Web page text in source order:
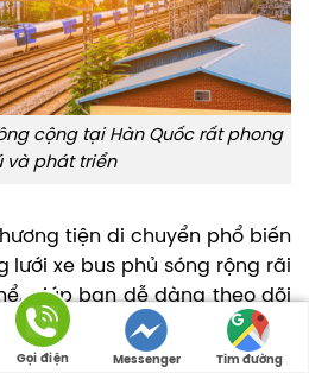
cộng tại Hàn Quốc rất phong
và phát triển
tiện di chuyển phổ biến
lưới xe bus phủ sóng rộng rãi
giúp bạn dễ dàng theo dõi
bus liên tỉnh nối các thành
Gọi điện Messenger Tìm đường